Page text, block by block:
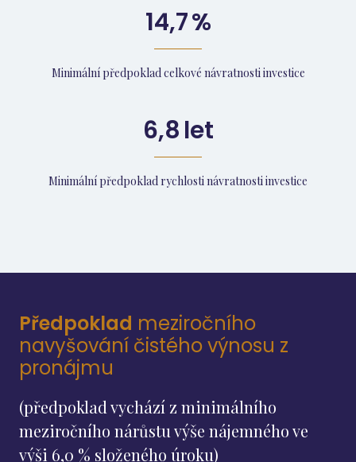
14,7%
Minimální předpoklad celkové návratnosti investice
6,8let
Minimální předpoklad rychlosti návratnosti investice
Předpoklad meziročního
navyšování čistého výnosu z
pronájmu
(předpoklad vychází z minimálního
meziročního nárůstu výše nájemného ve
výši 6,0 % složeného úroku)